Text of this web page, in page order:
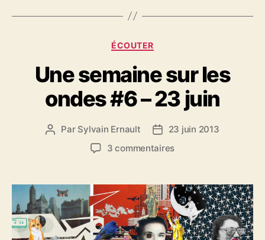
C
t
é
g
o
i
e
ÉCOUTER
Une semaine sur les
ondes #6 – 23 juin
A
u
r
d
e
Par Sylvain Ernault
D
a
d
e
l
’
a
23 juin 2013
3 commentairess
U
n
e
s